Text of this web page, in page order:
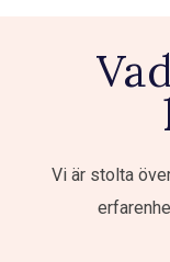
Vi är stolta